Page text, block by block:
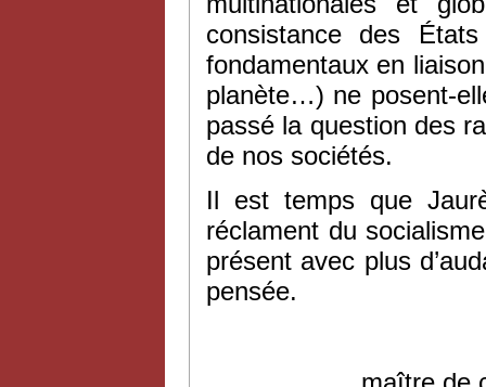
consistance des
fondamentaux en
planète…) ne posent-
passé la question des
de nos sociétés.
Il est temps que
réclament du
présent avec plus
pensée.